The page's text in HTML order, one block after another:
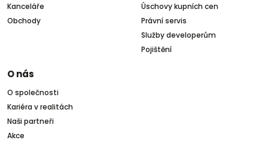
Kanceláře
Obchody
Úschovy kupních cen
Právní servis
Služby developerům
Pojištění
O nás
O společnosti
Kariéra v realitách
Naši partneři
Akce